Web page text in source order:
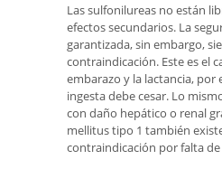
Las sulfonilureas no están
efectos secundarios. La
garantizada, sin embargo,
contraindicación. Este es el
embarazo y la lactancia, por
ingesta debe cesar. Lo
con daño hepático o renal
mellitus tipo 1 también
contraindicación por falta